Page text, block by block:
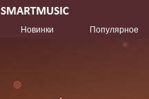
Новинки Популярное